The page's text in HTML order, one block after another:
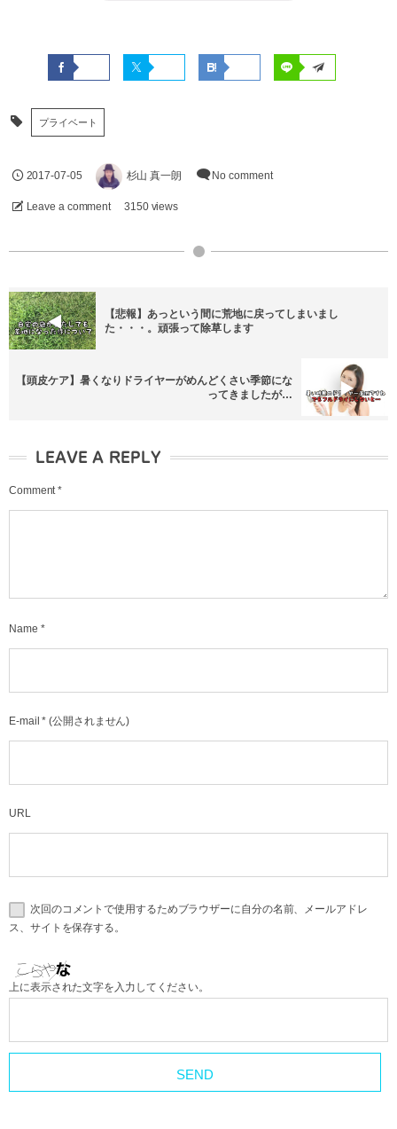
プライベート
2017-07-05 杉山 真一朗 No comment
Leave a comment 3150 views
【悲報】あっという間に荒地に戻ってしまいまし
た・・・。頑張って除草します
【頭皮ケア】暑くなりドライヤーがめんどくさい季節にな
ってきましたが…
LEAVE A REPLY
Comment *
Name *
E-mail * (公開されません)
URL
次回のコメントで使用するためブラウザーに自分の名前、メールアドレ
ス、サイトを保存する。
上に表示された文字を入力してください。